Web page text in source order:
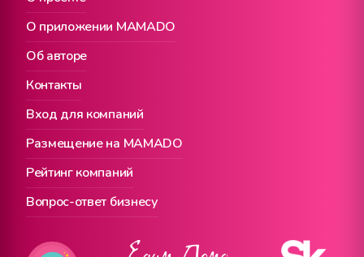
Вход для компаний
О приложении MAMADO
Размещение на MAMADO
Об авторе
Рейтинг компаний
Контакты
Вопрос-ответ бизнесу